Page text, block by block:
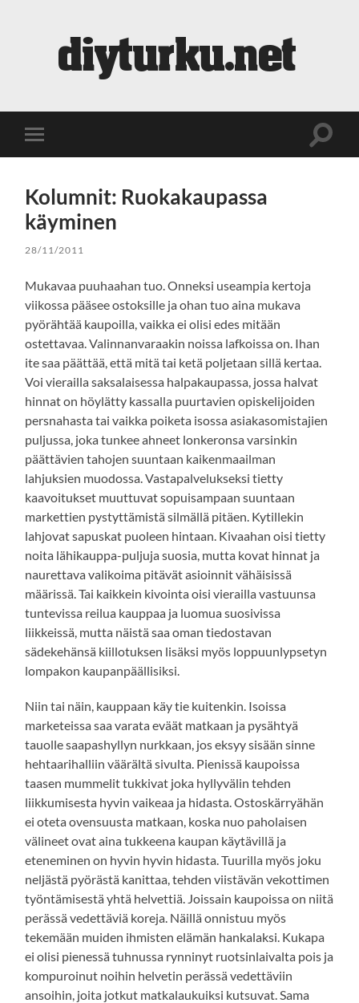
Toggle
mobile
Toggle
Kolumnit: Ruokakaupassa
käyminen
28/11/2011
Mukavaa puuhaahan tuo. Onneksi useampia kertoja
viikossa pääsee ostoksille ja ohan tuo aina mukava
pyörähtää kaupoilla, vaikka ei olisi edes mitään
ostettavaa. Valinnanvaraakin noissa lafkoissa on. Ihan
ite saa päättää, että mitä tai ketä poljetaan sillä kertaa.
Voi vierailla saksalaisessa halpakaupassa, jossa halvat
hinnat on höylätty kassalla puurtavien opiskelijoiden
persnahasta tai vaikka poiketa isossa asiakasomistajien
puljussa, joka tunkee ahneet lonkeronsa varsinkin
päättävien tahojen suuntaan kaikenmaailman
lahjuksien muodossa. Vastapalvelukseksi tietty
kaavoitukset muuttuvat sopuisampaan suuntaan
markettien pystyttämistä silmällä pitäen. Kytillekin
lahjovat sapuskat puoleen hintaan. Kivaahan oisi tietty
noita lähikauppa-puljuja suosia, mutta kovat hinnat ja
naurettava valikoima pitävät asioinnit vähäisissä
määrissä. Tai kaikkein kivointa oisi vierailla vastuunsa
tuntevissa reilua kauppaa ja luomua suosivissa
liikkeissä, mutta näistä saa oman tiedostavan
sädekehänsä kiillotuksen lisäksi myös loppuunlypsetyn
lompakon kaupanpäällisiksi.
Niin tai näin, kauppaan käy tie kuitenkin. Isoissa
marketeissa saa varata eväät matkaan ja pysähtyä
tauolle saapashyllyn nurkkaan, jos eksyy sisään sinne
hehtaarihalliin väärältä sivulta. Pienissä kaupoissa
taasen mummelit tukkivat joka hyllyvälin tehden
liikkumisesta hyvin vaikeaa ja hidasta. Ostoskärryähän
ei oteta ovensuusta matkaan, koska nuo paholaisen
välineet ovat aina tukkeena kaupan käytävillä ja
eteneminen on hyvin hyvin hidasta. Tuurilla myös joku
neljästä pyörästä kanittaa, tehden viistävän vekottimen
työntämisestä yhtä helvettiä. Joissain kaupoissa on niitä
perässä vedettäviä koreja. Näillä onnistuu myös
tekemään muiden ihmisten elämän hankalaksi. Kukapa
ei olisi pienessä tuhnussa rynninyt ruotsinlaivalta pois ja
kompuroinut noihin helvetin perässä vedettäviin
ansoihin, joita jotkut matkalaukuiksi kutsuvat. Sama